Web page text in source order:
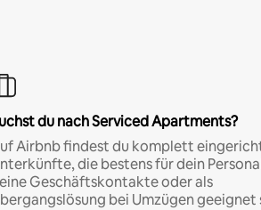
du nach Serviced Apartments?
Airbnb findest du komplett
die bestens für dein
Geschäftskontakte oder als
bei Umzügen geeignet